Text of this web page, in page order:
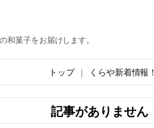
和菓子をお届けします。
トップ くらや新着情報！
記事がありません